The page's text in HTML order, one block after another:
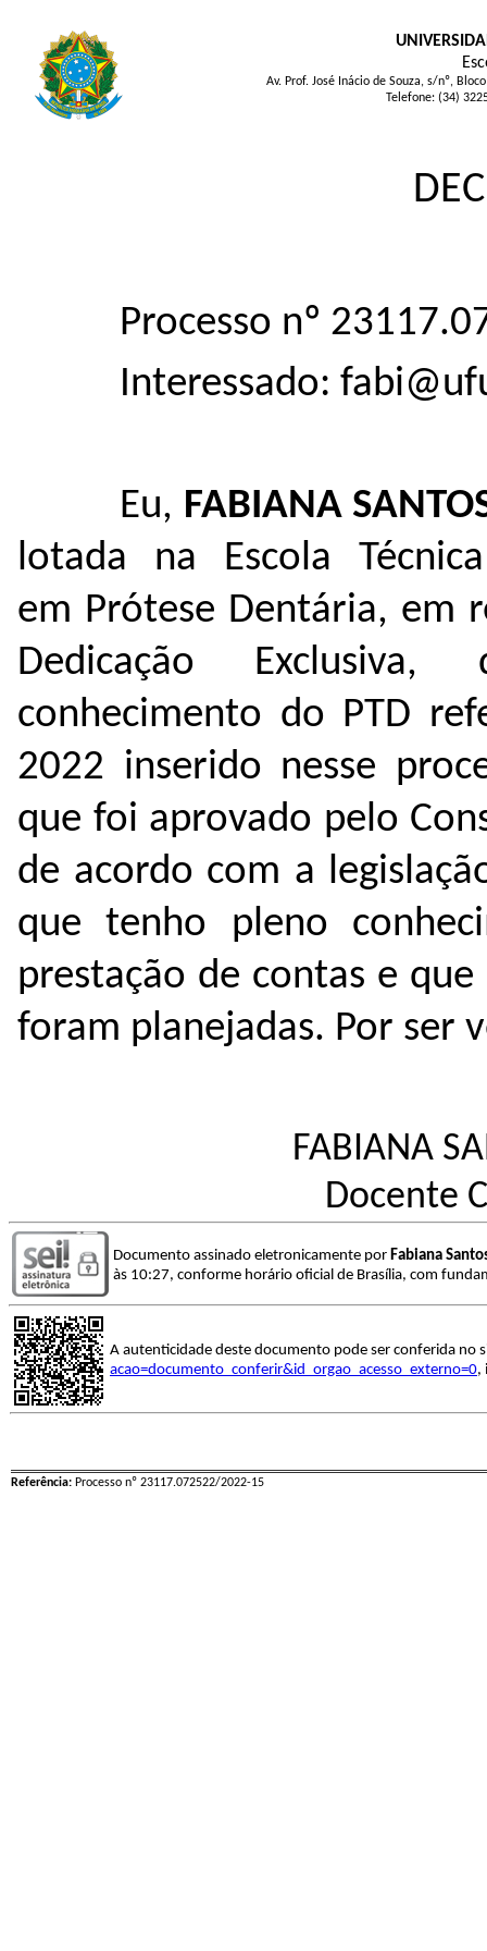
Av. Prof. José Inácio de Souza, s/nº,
Telefone: (34)
Processo nº
Interessado:
Eu, FABIANA
lotada na Escola
em Prótese Dentária, em
Dedicação
conhecimento do PTD
2022 inserido nesse
que foi aprovado pelo
de acordo com a
que tenho pleno
prestação de contas e
foram planejadas. Por ser
FABIANA
Docente
Documento assinado eletronicamente por Fabiana
às 10:27, conforme horário oficial de Brasília, com
A autenticidade deste documento pode ser conferida no
acao=documento_conferir&id_orgao_acesso_externo=0,
Referência: Processo nº 23117.072522/2022-15